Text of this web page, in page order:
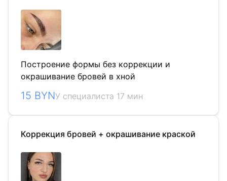
Построение формы без коррекции и
окрашивание бровей в хной
15 BYNУ специалиста 17 мин
Коррекция бровей + окрашивание краской